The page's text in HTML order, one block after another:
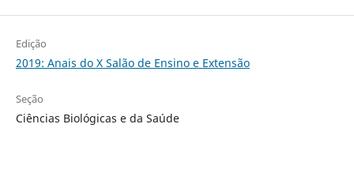
Edição
2019: Anais do X Salão de Ensino e Extensão
Seção
Ciências Biológicas e da Saúde